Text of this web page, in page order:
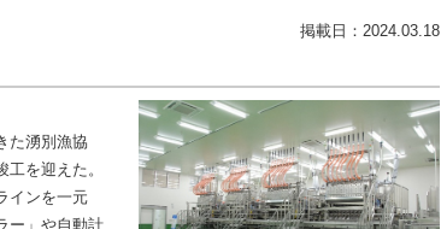
掲載日： 2024.03.18
た湧別漁協
を迎えた。
インを一元
ー」や自動計